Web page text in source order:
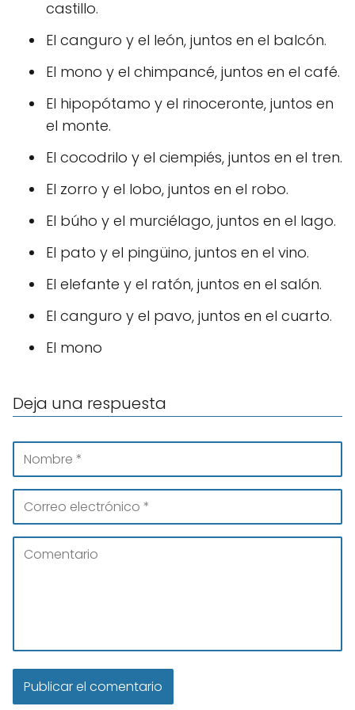
castillo.
El canguro y el león, juntos en el balcón.
El mono y el chimpancé, juntos en el café.
El hipopótamo y el rinoceronte, juntos en
el monte.
El cocodrilo y el ciempiés, juntos en el tren.
El zorro y el lobo, juntos en el robo.
El búho y el murciélago, juntos en el lago.
El pato y el pingüino, juntos en el vino.
El elefante y el ratón, juntos en el salón.
El canguro y el pavo, juntos en el cuarto.
El mono
Deja una respuesta